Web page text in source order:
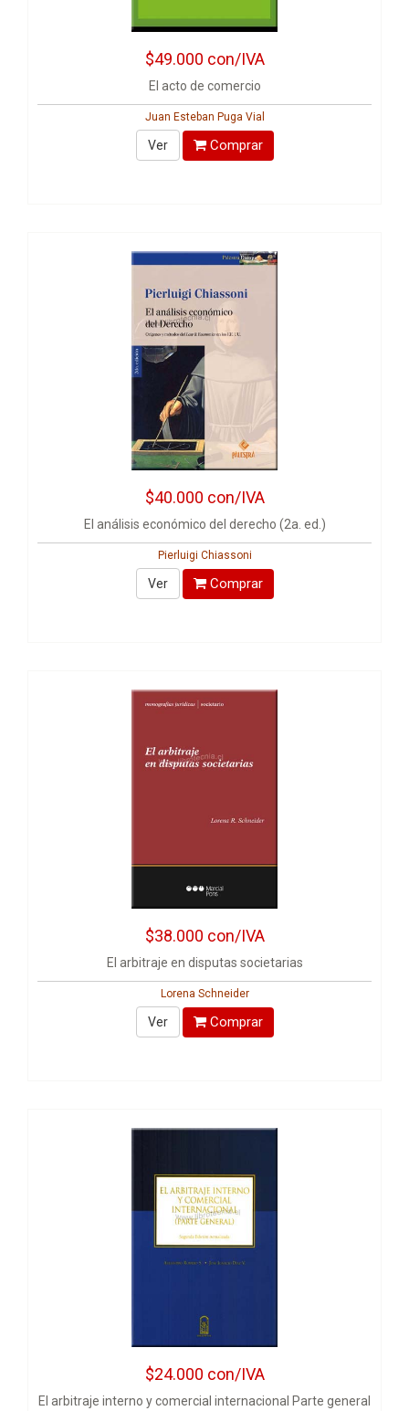
$49.000 con/IVA
El acto de comercio
Juan Esteban Puga Vial
Ver Comprar
$40.000 con/IVA
El análisis económico del derecho (2a. ed.)
Pierluigi Chiassoni
Ver Comprar
$38.000 con/IVA
El arbitraje en disputas societarias
Lorena Schneider
Ver Comprar
$24.000 con/IVA
El arbitraje interno y comercial internacional Parte general